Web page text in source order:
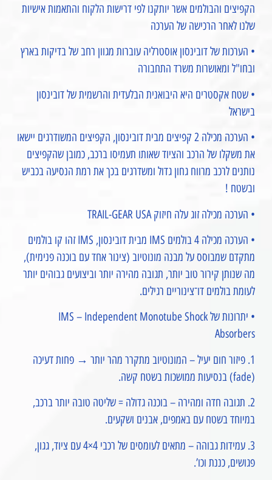
הקפיצים והבולמים אשר יותקנו לפי דרישות הלקוח והתאמות אישיות
שלנו לאחר הרכישה של הערכה
• הערכות של דובינסון אוסטרליה עוברות מגוון רחב של בדיקות בארץ
ובחו"ל ומאושרות משרד התחבורה
• שטח אקסטרים היא היבואנית הבלעדית והרשמית של דובינסון
בישראל
• הערכה מכילה 2 קפיצים מבית דובינסון, הקפיצים המשודרגים יישאו
את משקלו של הרכב והציוד שאותו תעמיסו ברכב, כמובן שהקפיצים
נותנים לרכב מרווח גחון גדול ומשדרגים בכך את רמת הנסיעה בכביש
ובשטח !
• הערכה מכילה זוג עלה חיזוק TRAIL-GEAR USA
• הערכה מכילה 4 בולמים IMS מבית דובינסון, IMS זהו קו בולמים
מתקדם שמבוסס על מבנה מונוטיוב (צינור אחד עם בוכנה פנימית),
מה שנותן קירור טוב יותר, תגובה מהירה יותר וביצועים גבוהים יותר
לעומת בולמים דו־צינוריים רגילים.
• יתרונות של IMS – Independent Monotube Shock
Absorbers
1. פיזור חום יעיל – המונוטיוב מתקרר מהר יותר → פחות דעיכה
(fade) בנסיעות ממושכות בשטח קשה.
2. תגובה חדה ומהירה – בוכנה גדולה = שליטה טובה יותר ברכב,
במיוחד בשטח עם באמפים, אבנים ושקעים.
3. עמידות גבוהה – מתאים לעומסים של רכבי 4×4 עם ציוד, גגון,
פגושים, כננת וכו’.